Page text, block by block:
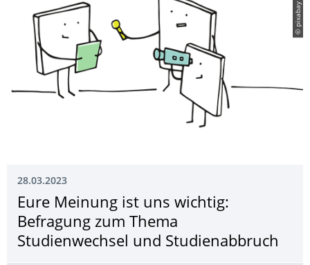
© pixabay
28.03.2023
Eure Meinung ist uns wichtig:
Befragung zum Thema
Studienwechsel und Studienabbruch